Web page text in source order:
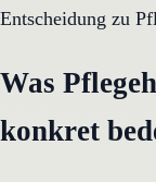
Entscheidung zu
Was
konkret